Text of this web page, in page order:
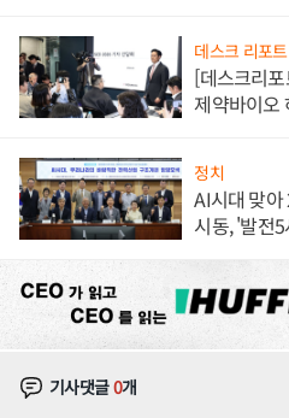
데스크 리포트
[데스크리
제약바이오
정치
AI시대 맞아
시동, '발전5
기사댓글0개